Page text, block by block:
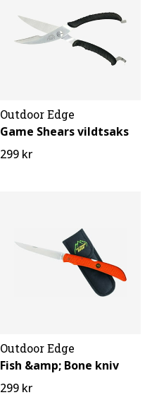
Outdoor Edge
Game Shears vildtsaks
299 kr
Outdoor Edge
Fish &amp; Bone kniv
299 kr